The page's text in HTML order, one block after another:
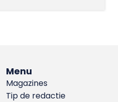
Menu
Magazines
Tip de redactie